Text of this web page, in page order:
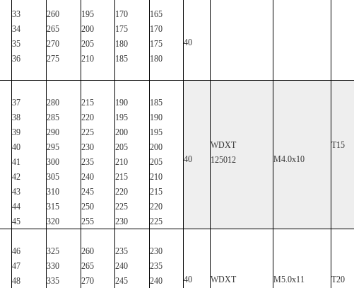
33
34
35
36
260
265
270
275
195
200
205
210
170
175
180
185
165
170
175
180
40
37
38
39
40
41
42
43
44
45
280
285
290
295
300
305
310
315
320
215
220
225
230
235
240
245
250
255
190
195
200
205
210
215
220
225
230
185
190
195
200
205
210
215
220
225
40
WDXT
125012
M4.0x10
T15
46
47
48
325
330
335
260
265
270
235
240
245
230
235
240
40 WDXT M5.0x11 Τ20